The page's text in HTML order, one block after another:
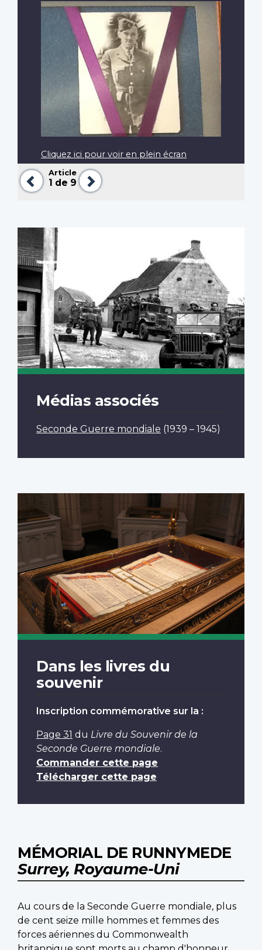
Précédent
Article
1 de 9
Suivant
Cliquez ici pour voir en plein écran
Médias associés
Seconde Guerre mondiale (1939 – 1945)
Dans les livres du
souvenir
Inscription commémorative sur la :
Page 31 du Livre du Souvenir de la
Seconde Guerre mondiale.
Commander cette page
Télécharger cette page
MÉMORIAL DE RUNNYMEDE
Surrey, Royaume-Uni
Au cours de la Seconde Guerre mondiale, plus
de cent seize mille hommes et femmes des
forces aériennes du Commonwealth